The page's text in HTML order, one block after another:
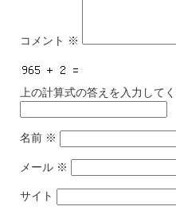
コメント ※
上の計算式の答えを入力して
名前 ※
メール ※
サイト